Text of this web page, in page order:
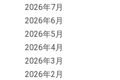
2026年7月
2026年6月
2026年5月
2026年4月
2026年3月
2026年2月